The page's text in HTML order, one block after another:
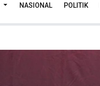
NASIONAL POLITIK